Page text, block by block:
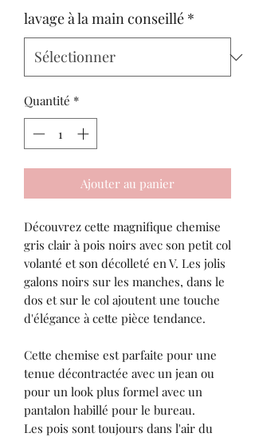
lavage à la main conseillé *
Quantité *
Ajouter au panier
Découvrez cette magnifique chemise
gris clair à pois noirs avec son petit col
volanté et son décolleté en V. Les jolis
galons noirs sur les manches, dans le
dos et sur le col ajoutent une touche
d'élégance à cette pièce tendance.
Cette chemise est parfaite pour une
tenue décontractée avec un jean ou
pour un look plus formel avec un
pantalon habillé pour le bureau.
Les pois sont toujours dans l'air du